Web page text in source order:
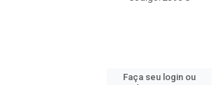
Faça seu login ou